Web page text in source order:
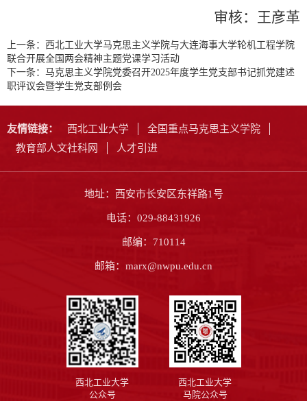
审核：王彦革
上一条： 西北工业大学马克思主义学院与大连海事大学轮机工程学院
联合开展全国两会精神主题党课学习活动
下一条： 马克思主义学院党委召开2025年度学生党支部书记抓党建述
职评议会暨学生党支部例会
友情链接： 西北工业大学
全国重点马克思主义学院
教育部人文社科网
人才引进
地址：西安市长安区东祥路1号
电话：029-88431926
邮编：710114
邮箱：marx@nwpu.edu.cn
西北工业大学
公众号
西北工业大学
马院公众号